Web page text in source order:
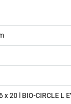
x 20 l BIO-CIRCLE L